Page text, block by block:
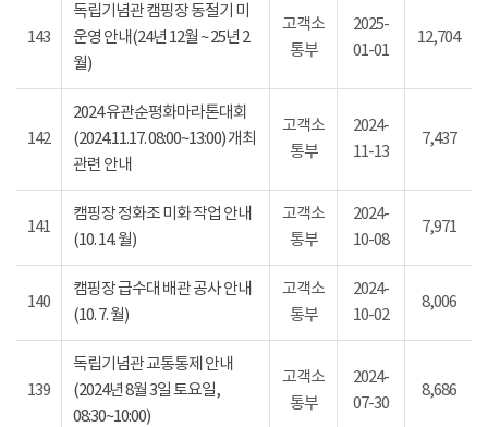
143
독립기념관 캠핑장 동절기 미
운영 안내(24년 12월 ~ 25년 2
월)
고객소
통부
2025-
01-01
12,704
142
2024 유관순평화마라톤대회
(2024.11.17. 08:00~13:00) 개최
관련 안내
고객소
통부
2024-
11-13
7,437
141
캠핑장 정화조 미화 작업 안내
(10. 14. 월)
고객소
통부
2024-
10-08
7,971
140
캠핑장 급수대 배관 공사 안내
(10. 7. 월)
고객소
통부
2024-
10-02
8,006
139
독립기념관 교통통제 안내
(2024년 8월 3일 토요일,
08:30~10:00)
고객소
통부
2024-
07-30
8,686